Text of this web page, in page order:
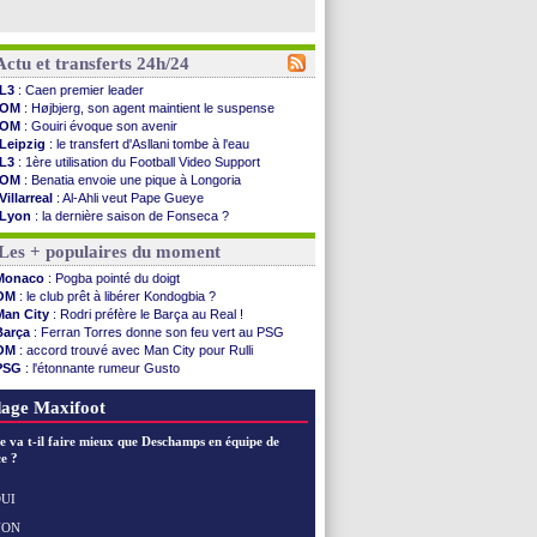
et transferts 24h/24
L3 : Caen premier leader
OM : Højbjerg, son agent maintient le suspense
OM : Gouiri évoque son avenir
Leipzig : le transfert d'Asllani tombe à l'eau
L3 : 1ère utilisation du Football Video Support
OM : Benatia envoie une pique à Longoria
Villarreal : Al-Ahli veut Pape Gueye
Lyon : la dernière saison de Fonseca ?
OM: un nouveau prétendant pour Højbjerg
Brest: un gardien norvégien en approche ?
OM: McCourt a versé 120 M€ en 2026
PSG: 4 retours dans le groupe face à Man Utd ...
Nice: Kevin Carlos va partir en Italie
L1: prison avec sursis requis contre un arbitre
Leganés: c'est signé pour Luca Zidane (off.)
Atletico: Ruggeri en route pour Aston Villa
Monaco: Filipe Luis soutient Biereth
PSG : Nsoki va signer en Croatie
Real: Mastantuono prêté à la Fiorentina (off.)
Man City
Palace
+ populaires du moment
: Pogba pointé du doigt
: le club prêt à libérer Kondogbia ?
City : Rodri préfère le Barça au Real !
: Ferran Torres donne son feu vert au PSG
: accord trouvé avec Man City pour Rulli
: l'étonnante rumeur Gusto
: Owori battu à mort à Kampala
Maxifoot
va t-il faire mieux que Deschamps en équipe de
?